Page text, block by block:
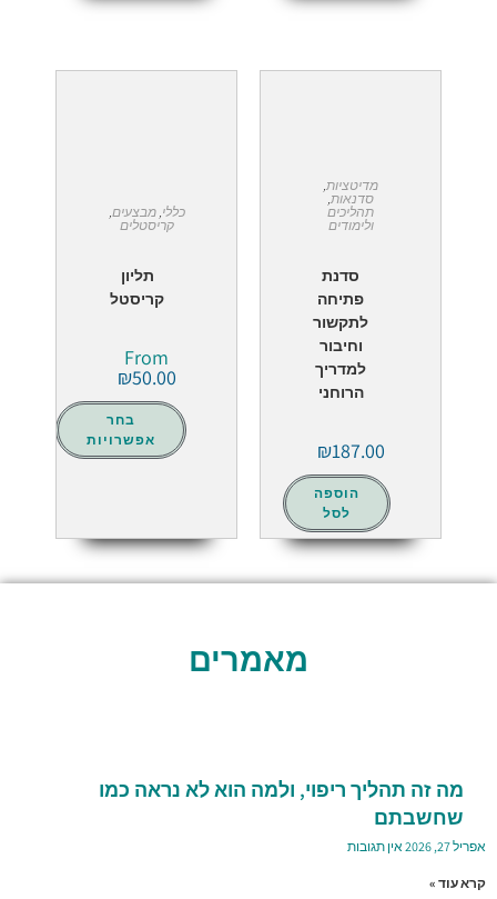
מדיטציות,
סדנאות,
תהליכים
ולימודים
סדנת
פתיחה
לתקשור
וחיבור
למדריך
הרוחני
₪187.00
הוספה
לסל
כללי ,מבצעים
קריסטלים
תליון
קריסטל
From
₪50.00
בחר
אפשרויות
מאמרים
מה זה תהליך ריפוי, ולמה הוא לא נראה כמו
שחשבתם
אפריל 27, 2026 אין תגובות
קרא עוד »